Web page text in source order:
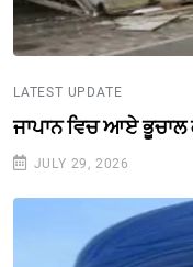
LATEST UPDATE
ਜਾਪਾਨ ਵਿਚ ਆਏ ਭੂਚਾਲ
JULY 29, 2026